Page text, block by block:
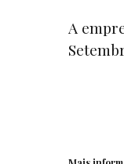
A